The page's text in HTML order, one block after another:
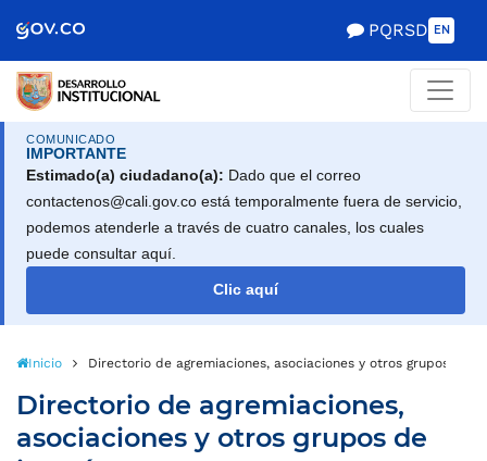
de Gobierno
PQRSD EN
COMUNICADO
IMPORTANTE
Estimado(a) ciudadano(a): Dado que el correo
contactenos@cali.gov.co está temporalmente fuera de servicio,
podemos atenderle a través de cuatro canales, los cuales
puede consultar aquí.
Clic aquí
Inicio Directorio de agremiaciones, asociaciones y otros grupos de
Directorio de agremiaciones,
asociaciones y otros grupos de